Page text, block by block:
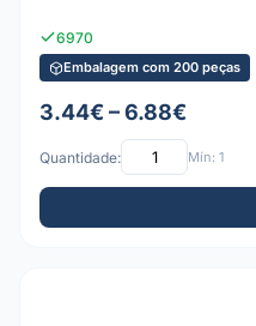
6970
Embalagem com 200 peças
3.44€ – 6.88€
Quantidade: Mín: 1